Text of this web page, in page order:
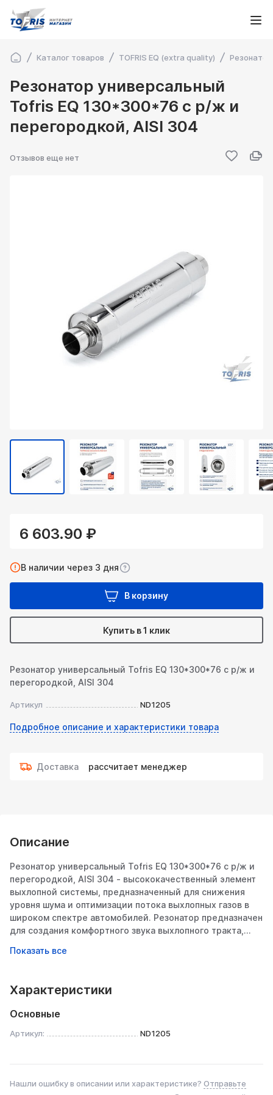
Каталог товаров TOFRIS EQ (extra quality)
Резонатор универсальный
Tofris EQ 130*300*76 с р/ж и
перегородкой, AISI 304
Отзывов еще нет
6 603.90 ₽
В наличии через 3 дня
В корзину
Купить в 1 клик
Резонатор универсальный Tofris EQ 130*300*76 с р/ж и
перегородкой, AISI 304
Артикул ND1205
Подробное описание и характеристики товара
Доставка рассчитает менеджер
Описание
Резонатор универсальный Tofris EQ 130*300*76 с р/ж и
перегородкой, AISI 304 - высококачественный элемент
выхлопной системы, предназначенный для снижения
уровня шума и оптимизации потока выхлопных газов в
широком спектре автомобилей. Резонатор предназначен
для создания комфортного звука выхлопного тракта,
противодавлении. Резонатор служит для снижения
AISI 304, что обеспечивает длительный срок службы
даже в условиях агрессивной среды. В конструкции
комкуется, не выгорает, не выдувается, выдерживает
Характеристики
Основные
Артикул: ND1205
Нашли ошибку в описании или характеристике? Отправьте